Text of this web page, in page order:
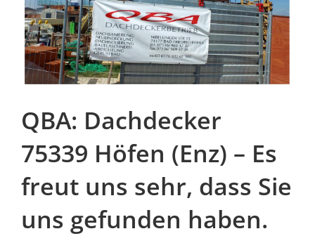
QBA: Dachdecker
75339 Höfen (Enz) – Es
freut uns sehr, dass Sie
uns gefunden haben.